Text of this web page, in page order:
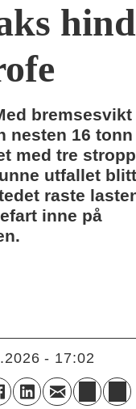
nesten 16
med tre
utfallet blitt
raste
inne på
- 17:02